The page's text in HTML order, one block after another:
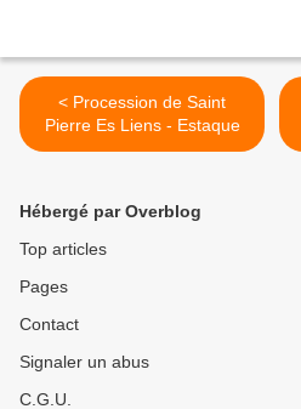
< Procession de Saint
Pierre Es Liens - Estaque
Hébergé par Overblog
Top articles
Pages
Contact
Signaler un abus
C.G.U.